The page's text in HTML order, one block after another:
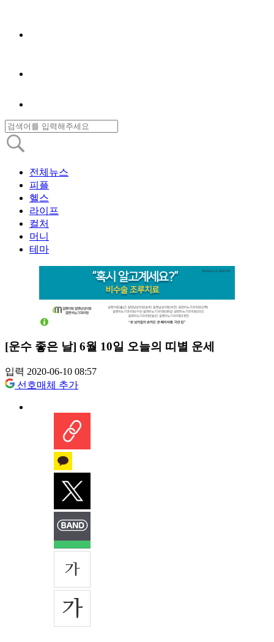
전체뉴스
피플
헬스
라이프
컬처
머니
테마
[운수 좋은 날] 6월 10일 오늘의 띠별 운세
입력 2020-06-10 08:57
선호매체 추가